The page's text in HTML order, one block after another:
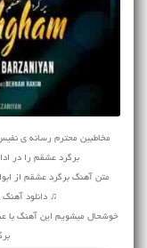
مخاطبین محترم رسانه ی
برگرد عشقم را در ادامه به
متن آهنگ برگرد عشقم از
♫ دانلود آهنگ
خوشحال میشویم این آهنگ با